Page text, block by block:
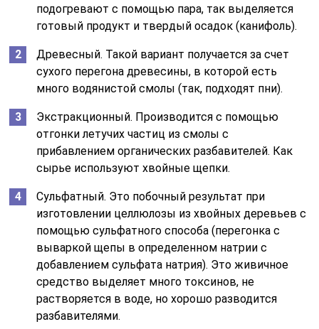
подогревают с помощью пара, так выделяется
готовый продукт и твердый осадок (канифоль).
Древесный. Такой вариант получается за счет
сухого перегона древесины, в которой есть
много водянистой смолы (так, подходят пни).
Экстракционный. Производится с помощью
отгонки летучих частиц из смолы с
прибавлением органических разбавителей. Как
сырье используют хвойные щепки.
Сульфатный. Это побочный результат при
изготовлении целлюлозы из хвойных деревьев с
помощью сульфатного способа (перегонка с
вываркой щепы в определенном натрии с
добавлением сульфата натрия). Это живичное
средство выделяет много токсинов, не
растворяется в воде, но хорошо разводится
разбавителями.